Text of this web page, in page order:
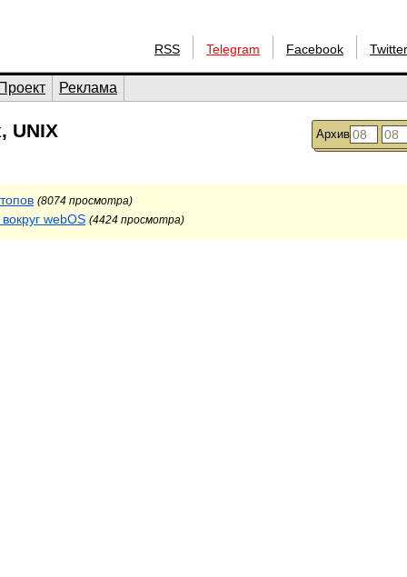
RSS Telegram Facebook Twitter
Реклама
Архив
UNIX
(8074 просмотра)
webOS (4424 просмотра)